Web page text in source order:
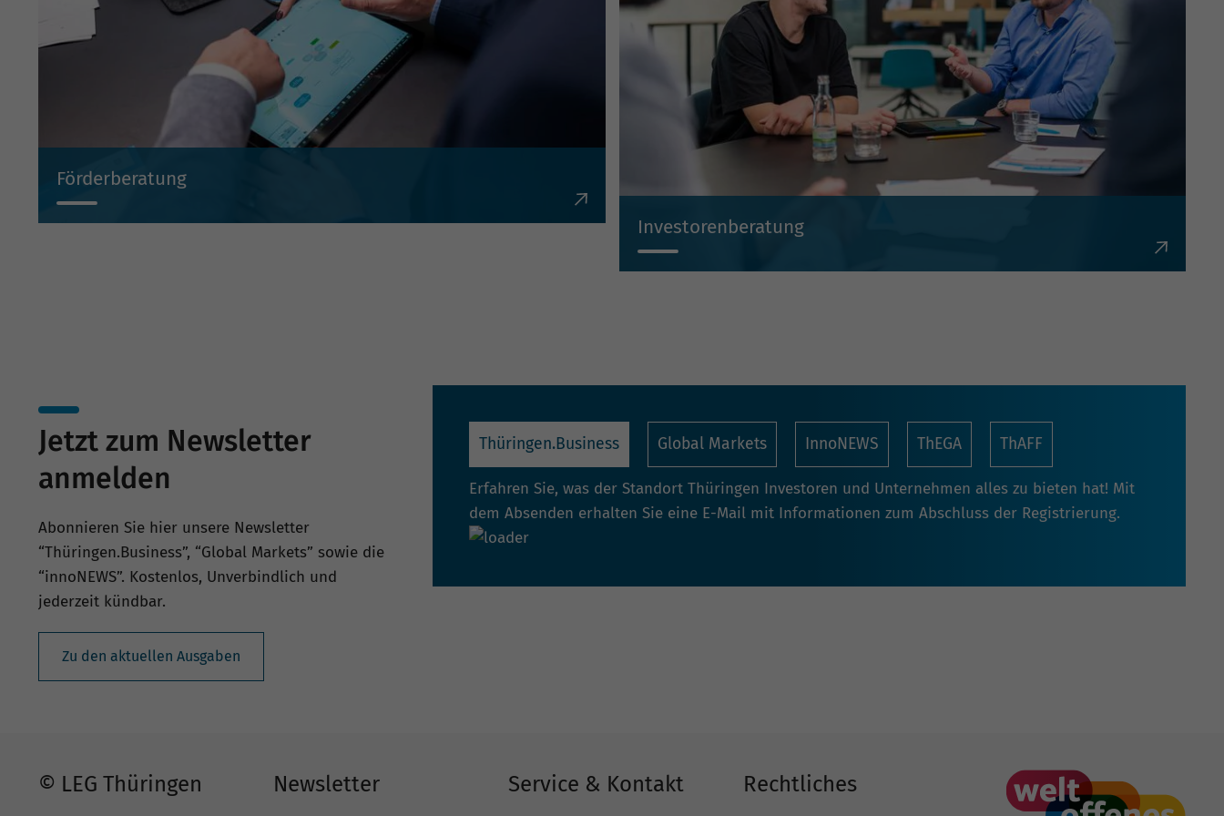
Förderberatung
Investorenberatung
Jetzt zum Newsletter
anmelden
Abonnieren Sie hier unsere Newsletter
“Thüringen.Business”, “Global Markets” sowie die
“innoNEWS”. Kostenlos, Unverbindlich und
jederzeit kündbar.
Zu den aktuellen Ausgaben
Thüringen.Business Global Markets InnoNEWS ThEGA ThAFF
Erfahren Sie, was der Standort Thüringen Investoren und Unternehmen alles zu bieten hat! Mit
dem Absenden erhalten Sie eine E-Mail mit Informationen zum Abschluss der Registrierung.
© LEG Thüringen Newsletter Service & Kontakt Rechtliches